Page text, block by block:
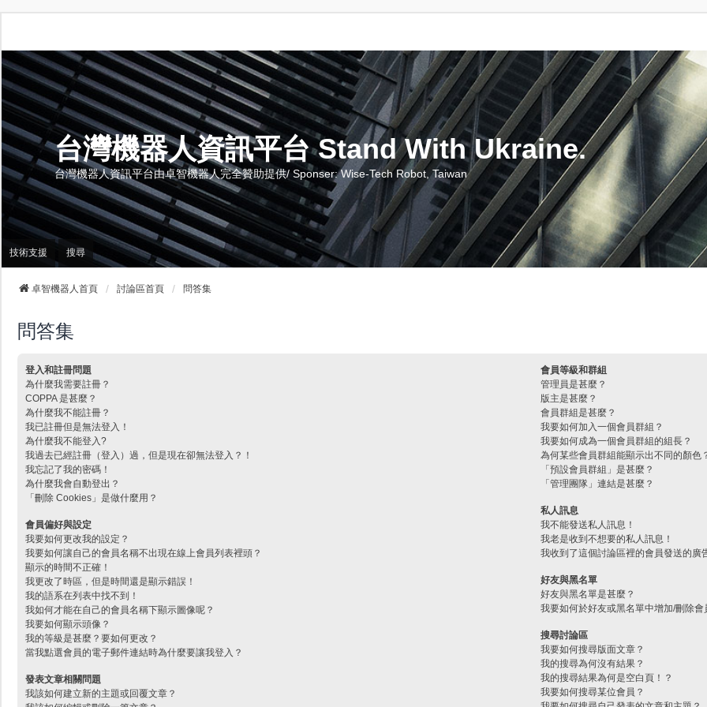
台灣機器人資訊平台 Stand With Ukraine.
台灣機器人資訊平台由卓智機器人完全贊助提供/ Sponser: Wise-Tech Robot, Taiwan
技術支援 搜尋
卓智機器人首頁 討論區首頁 問答集
問答集
登入和註冊問題
為什麼我需要註冊？
COPPA 是甚麼？
為什麼我不能註冊？
我已註冊但是無法登入！
為什麼我不能登入?
我過去已經註冊（登入）過，但是現在卻無法登入？！
我忘記了我的密碼！
為什麼我會自動登出？
「刪除 Cookies」是做什麼用？
會員偏好與設定
我要如何更改我的設定？
我要如何讓自己的會員名稱不出現在線上會員列表裡頭？
顯示的時間不正確！
我更改了時區，但是時間還是顯示錯誤！
我的語系在列表中找不到！
我如何才能在自己的會員名稱下顯示圖像呢？
我要如何顯示頭像？
我的等級是甚麼？要如何更改？
當我點選會員的電子郵件連結時為什麼要讓我登入？
發表文章相關問題
我該如何建立新的主題或回覆文章？
會員等級和群組
管理員是甚麼？
版主是甚麼？
會員群組是甚麼？
我要如何加入一個會員群組？
我要如何成為一個會員群組的組長？
為何某些會員群組能顯示出不同的顏色
「預設會員群組」是甚麼？
「管理團隊」連結是甚麼？
私人訊息
我不能發送私人訊息！
我老是收到不想要的私人訊息！
我收到了這個討論區裡的會員發送的廣
好友與黑名單
好友與黑名單是甚麼？
我要如何於好友或黑名單中增加/刪除會
搜尋討論區
我要如何搜尋版面文章？
我的搜尋為何沒有結果？
我的搜尋結果為何是空白頁！？
我要如何搜尋某位會員？